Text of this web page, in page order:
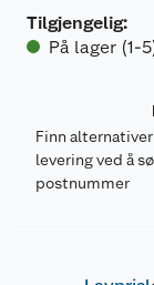
Tilgjengelig:
På lager (1-
Finn
levering ved å
postnummer